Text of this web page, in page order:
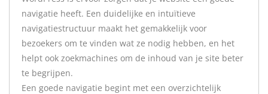
navigatie heeft. Een duidelijke en intuïtieve
navigatiestructuur maakt het gemakkelijk voor
bezoekers om te vinden wat ze nodig hebben, en het
helpt ook zoekmachines om de inhoud van je site beter
te begrijpen.
Een goede navigatie begint met een overzichtelijk